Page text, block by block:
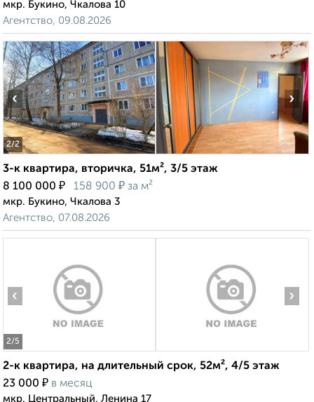
мкр. Букино, Чкалова 10
Агентство, 09.08.2026
2/2
‹ ›
3-к квартира, вторичка, 51м², 3/5 этаж
8 100 000 ₽ 158 900 ₽ за м²
мкр. Букино, Чкалова 3
Агентство, 07.08.2026
2/5
‹ ›
2-к квартира, на длительный срок, 52м², 4/5 этаж
23 000 ₽ в месяц
мкр. Центральный, Ленина 17